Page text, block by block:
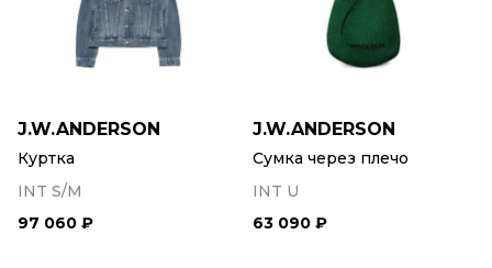
J.W.ANDERSON
Куртка
INT S/M
97 060 ₽
J.W.ANDERSON
Сумка через плечо
INT U
63 090 ₽